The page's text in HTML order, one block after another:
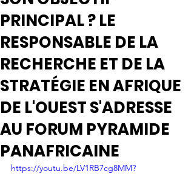
PRINCIPAL ? LE
RESPONSABLE DE LA
RECHERCHE ET DE LA
STRATÉGIE EN AFRIQUE
DE L'OUEST S'ADRESSE
AU FORUM PYRAMIDE
PANAFRICAINE
https://youtu.be/LV1RB7cg8MM?